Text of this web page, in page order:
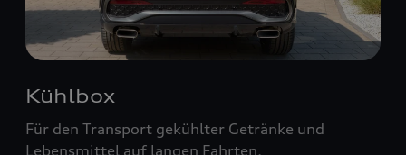
Kühlbox
Für den Transport gekühlter Getränke und
Lebensmittel auf langen Fahrten.